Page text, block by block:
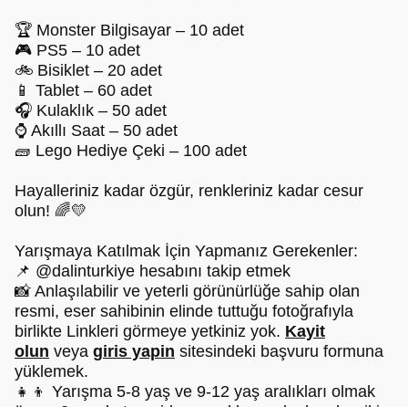
🏆 Monster Bilgisayar – 10 adet
🎮 PS5 – 10 adet
🚲 Bisiklet – 20 adet
📱 Tablet – 60 adet
🎧 Kulaklık – 50 adet
⌚ Akıllı Saat – 50 adet
🧱 Lego Hediye Çeki – 100 adet
Hayalleriniz kadar özgür, renkleriniz kadar cesur
olun! 🌈💛
Yarışmaya Katılmak İçin Yapmanız Gerekenler:
📌 @dalinturkiye hesabını takip etmek
📸 Anlaşılabilir ve yeterli görünürlüğe sahip olan
resmi, eser sahibinin elinde tuttuğu fotoğrafıyla
birlikte Linkleri görmeye yetkiniz yok. Kayit
olun veya giris yapin sitesindeki başvuru formuna
yüklemek.
👧👦 Yarışma 5-8 yaş ve 9-12 yaş aralıkları olmak